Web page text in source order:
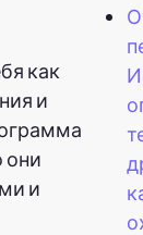
как
и
они
и